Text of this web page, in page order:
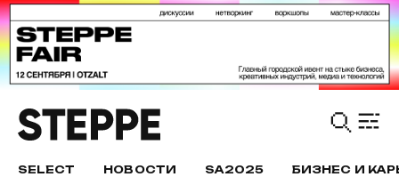
SELECT НОВОСТИ SA2025 БИЗНЕС И